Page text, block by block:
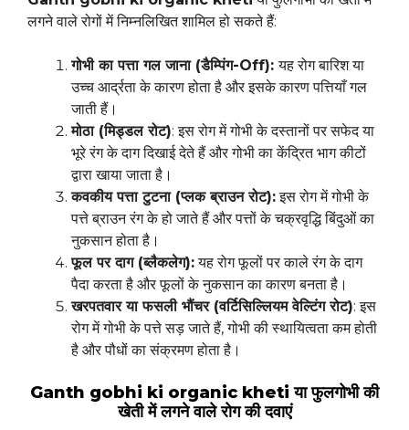
लगने वाले रोगों में निम्नलिखित शामिल हो सकते हैं:
गोभी का पत्ता गल जाना (डैम्पिंग-Off):यह रोग बारिश या
उच्च आर्द्रता के कारण होता है और इसके कारण पत्तियाँ गल
जाती हैं।
मोठा (मिड्डल रोट): इस रोग में गोभी के दस्तानों पर सफेद या
भूरे रंग के दाग दिखाई देते हैं और गोभी का केंद्रित भाग कीटों
द्वारा खाया जाता है।
कवकीय पत्ता टुटना (प्लक ब्राउन रोट):इस रोग में गोभी के
पत्ते ब्राउन रंग के हो जाते हैं और पत्तों के चक्रवृद्धि बिंदुओं का
नुकसान होता है।
फूल पर दाग (ब्लैकलेग):यह रोग फूलों पर काले रंग के दाग
पैदा करता है और फूलों के नुकसान का कारण बनता है।
खरपतवार या फसली भौंचर (वर्टिसिल्लियम वेल्टिंग रोट): इस
रोग में गोभी के पत्ते सड़ जाते हैं, गोभी की स्थायित्वता कम होती
है और पौधों का संक्रमण होता है।
Ganth gobhi ki organic kheti या फुलगोभी की
खेती में लगने वाले रोग की दवाएं